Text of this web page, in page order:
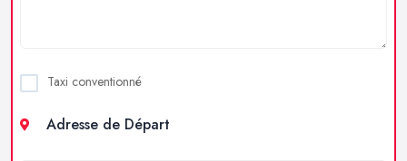
Taxi conventionné
Adresse de Départ